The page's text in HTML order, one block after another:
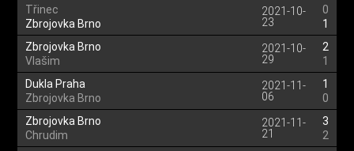
Třinec
Zbrojovka Brno
2021-10-
23
0
1
Zbrojovka Brno
Vlašim
2021-10-
29
2
1
Dukla Praha
Zbrojovka Brno
2021-11-
06
1
0
Zbrojovka Brno
Chrudim
2021-11-
21
3
2